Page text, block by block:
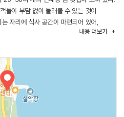
들이 부담 없이 둘러볼 수 있는 것이
자리에 식사 공간이 마련되어 있어,
즐길 수 있다. 조용한 분위기 속에서
내용 더보기